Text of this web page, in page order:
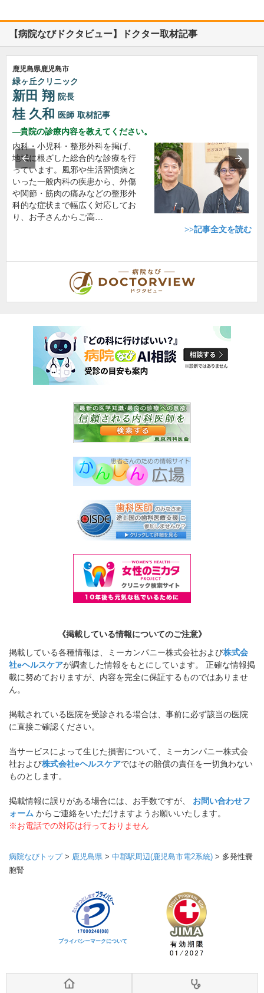
【病院なびドクタビュー】ドクター取材記事
鹿児島県鹿児島市
緑ヶ丘クリニック
新田 翔 院長
桂 久和 医師 取材記事
貴院の診療内容を教えてください。
内科・小児科・整形外科を掲げ、
地域に根ざした総合的な診療を行
っています。風邪や生活習慣病と
いった一般内科の疾患から、外傷
や関節・筋肉の痛みなどの整形外
科的な症状まで幅広く対応してお
り、お子さんからご高…
>>記事全文を読む
《掲載している情報についてのご注意》
掲載している各種情報は、ミーカンパニー株式会社および株式会
社eヘルスケアが調査した情報をもとにしています。 正確な情報掲
載に努めておりますが、内容を完全に保証するものではありませ
ん。
掲載されている医院を受診される場合は、事前に必ず該当の医院
に直接ご確認ください。
当サービスによって生じた損害について、ミーカンパニー株式会
社および株式会社eヘルスケアではその賠償の責任を一切負わない
ものとします。
掲載情報に誤りがある場合には、お手数ですが、 お問い合わせフ
ォーム からご連絡をいただけますようお願いいたします。
※お電話での対応は行っておりません
病院なびトップ> 鹿児島県 > 中郡駅周辺(鹿児島市電2系統) > 多発性嚢
胞腎
プライバシーマークについて